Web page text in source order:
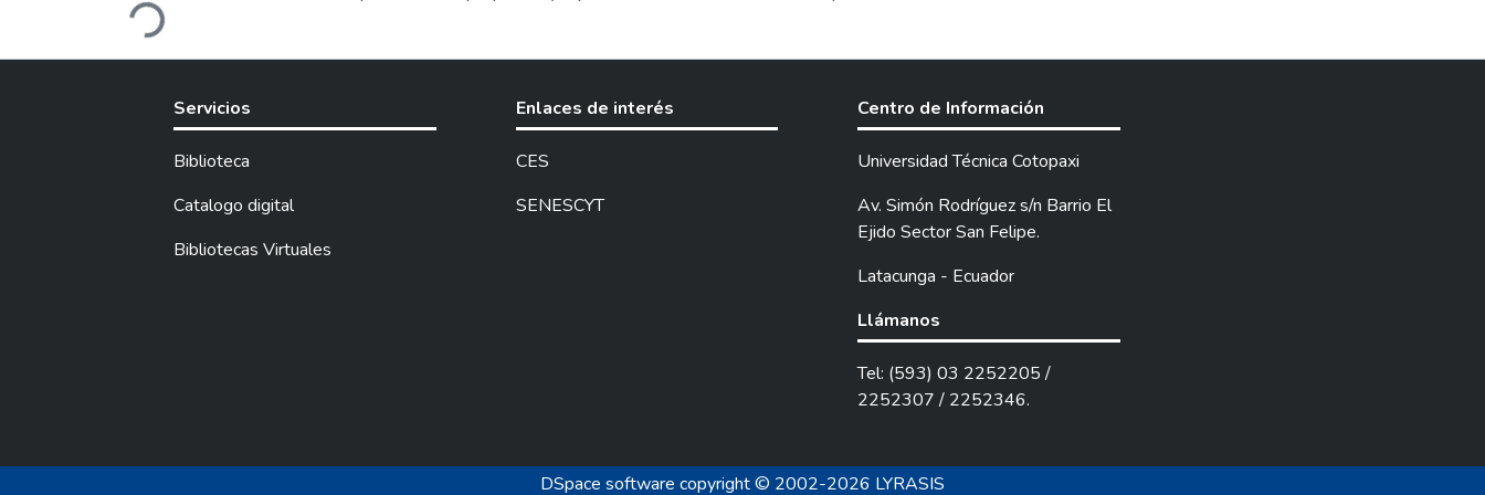
Loading...
evidenció la importancia de la actividad turística que representa para la ciudad. La finalidad de este estudio fue el
involucramiento del sector público y privado en una estrategia de desarrollo local por medio de una ruta turística que
sirva de herramienta para impulsar el turismo interno como aporte al desarrollo turístico de la ciudad. X Para la
elaboración de este proyecto se ejecutó cinco capítulos los cuales se describen de la siguiente manera, el primero se
argumentó la fundamentación teórica; así como también la metodología a emplearse. En el segundo capítulo se planteó
la propuesta, que se pretende dar como estrategia de desarrollo. En el tercer capítulo se presentó los resultados
Servicios
Biblioteca
Catalogo digital
Bibliotecas Virtuales
Enlaces de interés
CES
SENESCYT
Centro de Información
Universidad Técnica Cotopaxi
Av. Simón Rodríguez s/n Barrio El
Ejido Sector San Felipe.
Latacunga - Ecuador
Llámanos
Tel: (593) 03 2252205 /
2252307 / 2252346.
DSpace software copyright © 2002-2026 LYRASIS